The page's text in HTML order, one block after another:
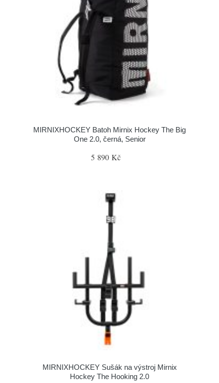
MIRNIXHOCKEY Batoh Mirnix Hockey The Big
One 2.0, černá, Senior
5 890 Kč
MIRNIXHOCKEY Sušák na výstroj Mirnix
Hockey The Hooking 2.0